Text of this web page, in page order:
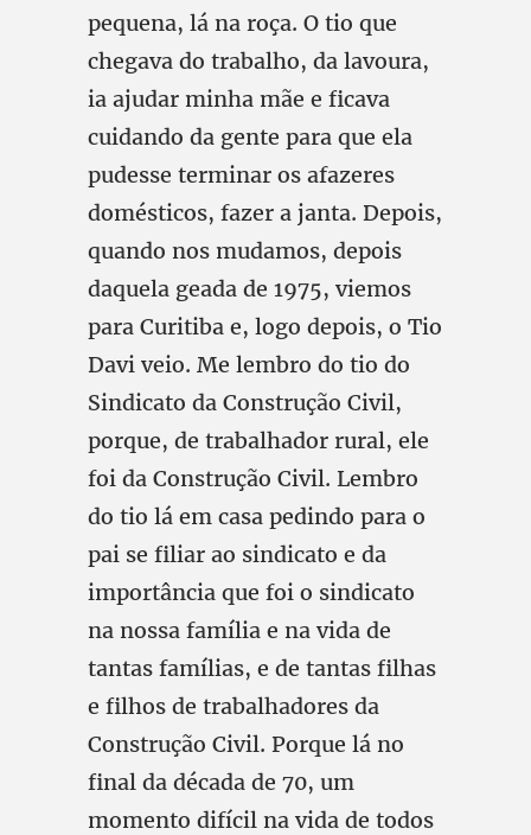
pequena, lá na roça. O tio que
chegava do trabalho, da lavoura,
ia ajudar minha mãe e ficava
cuidando da gente para que ela
pudesse terminar os afazeres
domésticos, fazer a janta. Depois,
quando nos mudamos, depois
daquela geada de 1975, viemos
para Curitiba e, logo depois, o Tio
Davi veio. Me lembro do tio do
Sindicato da Construção Civil,
porque, de trabalhador rural, ele
foi da Construção Civil. Lembro
do tio lá em casa pedindo para o
pai se filiar ao sindicato e da
importância que foi o sindicato
na nossa família e na vida de
tantas famílias, e de tantas filhas
e filhos de trabalhadores da
Construção Civil. Porque lá no
final da década de 70, um
momento difícil na vida de todos